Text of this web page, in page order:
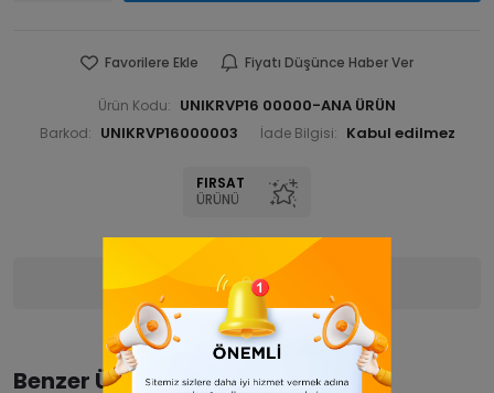
Favorilere Ekle Fiyatı Düşünce Haber Ver
Ürün Kodu: UNIKRVP16 00000-ANA ÜRÜN
Barkod: UNIKRVP16000003 İade Bilgisi:
FIRSAT
ÜRÜNÜ
Ürün Bilgisi Yorumlar
Benzer Ürünler